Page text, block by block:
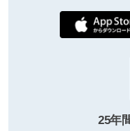
25年